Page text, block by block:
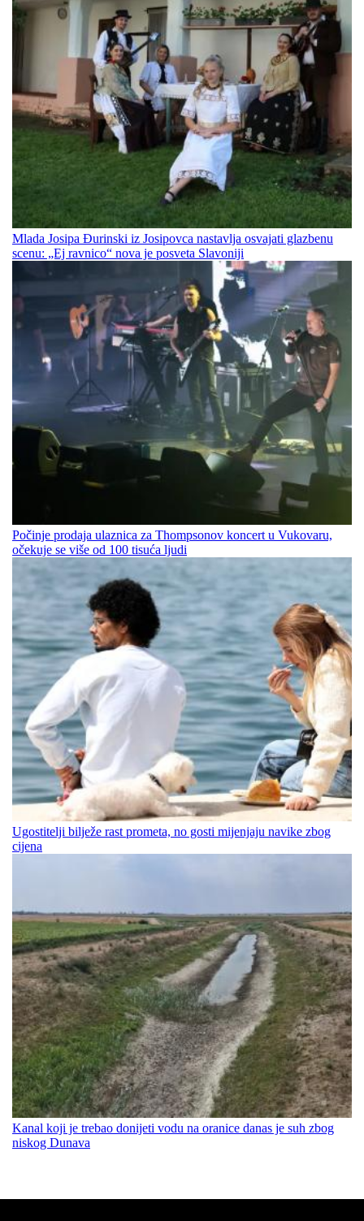
Mlada Josipa Đurinski iz Josipovca nastavlja osvajati glazbenu
scenu: „Ej ravnico“ nova je posveta Slavoniji
Počinje prodaja ulaznica za Thompsonov koncert u Vukovaru,
očekuje se više od 100 tisuća ljudi
Ugostitelji bilježe rast prometa, no gosti mijenjaju navike zbog
cijena
Kanal koji je trebao donijeti vodu na oranice danas je suh zbog
niskog Dunava